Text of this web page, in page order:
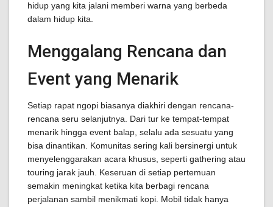
hidup yang kita jalani memberi warna yang berbeda
dalam hidup kita.
Menggalang Rencana dan
Event yang Menarik
Setiap rapat ngopi biasanya diakhiri dengan rencana-
rencana seru selanjutnya. Dari tur ke tempat-tempat
menarik hingga event balap, selalu ada sesuatu yang
bisa dinantikan. Komunitas sering kali bersinergi untuk
menyelenggarakan acara khusus, seperti gathering atau
touring jarak jauh. Keseruan di setiap pertemuan
semakin meningkat ketika kita berbagi rencana
perjalanan sambil menikmati kopi. Mobil tidak hanya